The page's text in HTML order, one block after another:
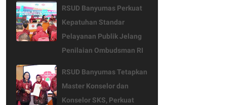
RSUD Banyumas Perkuat
Kepatuhan Standar
Pelayanan Publik Jelang
Penilaian Ombudsman RI
RSUD Banyumas Tetapkan
Master Konselor dan
Konselor SKS, Perkuat